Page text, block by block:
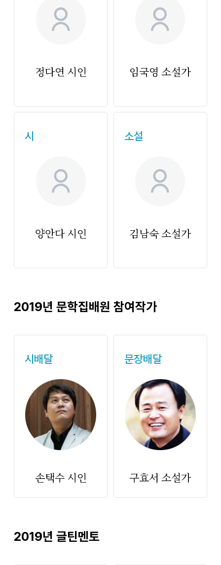
no_image
정다연 시인 임국영 소설가
시
no_image
양안다 시인
소설
김남숙 소설가
2019년 문학집배원 참여작가
시배달
손택수 시인
문장배달
구효서 소설가
2019년 글틴멘토